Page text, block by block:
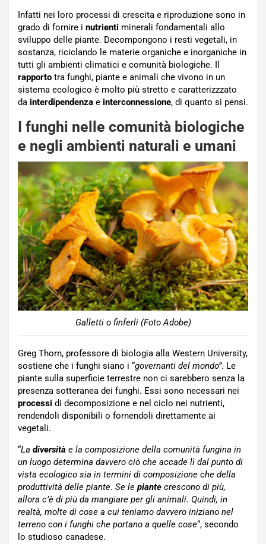
Infatti nei loro processi di crescita e riproduzione sono in
grado di fornire i nutrienti minerali fondamentali allo
sviluppo delle piante. Decompongono i resti vegetali, in
sostanza, riciclando le materie organiche e inorganiche in
tutti gli ambienti climatici e comunità biologiche. Il
rapporto tra funghi, piante e animali che vivono in un
sistema ecologico è molto più stretto e caratterizzzato
da interdipendenza e interconnessione, di quanto si pensi.
I funghi nelle comunità biologiche
e negli ambienti naturali e umani
Galletti o finferli (Foto Adobe)
Greg Thorn, professore di biologia alla Western University,
sostiene che i funghi siano i “governanti del mondo”. Le
piante sulla superficie terrestre non ci sarebbero senza la
presenza sotteranea dei funghi. Essi sono necessari nei
processi di decomposizione e nel ciclo nei nutrienti,
rendendoli disponibili o fornendoli direttamente ai
vegetali.
“La diversità e la composizione della comunità fungina in
un luogo determina davvero ciò che accade lì dal punto di
vista ecologico sia in termini di composizione che della
produttività delle piante. Se le piante crescono di più,
allora c’è di più da mangiare per gli animali. Quindi, in
realtà, molte di cose a cui teniamo davvero iniziano nel
terreno con i funghi che portano a quelle cose“, secondo
lo studioso canadese.